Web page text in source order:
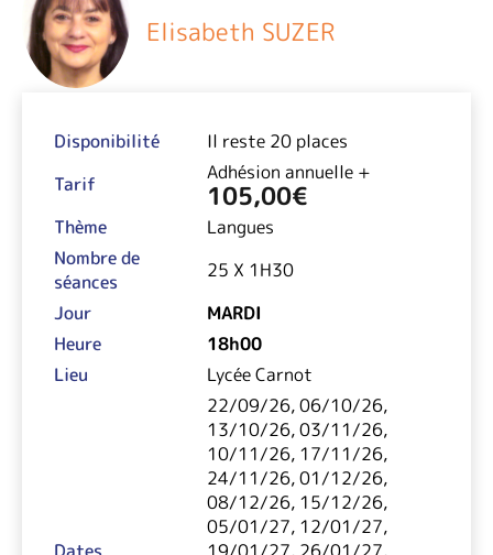
Elisabeth SUZER
Disponibilité
Il reste 20 places
Tarif
Adhésion annuelle +
105,00€
Thème
Langues
Nombre de
séances
25 X 1H30
Jour
MARDI
Heure
18h00
Lieu
Lycée Carnot
22/09/26, 06/10/26,
13/10/26, 03/11/26,
10/11/26, 17/11/26,
24/11/26, 01/12/26,
08/12/26, 15/12/26,
05/01/27, 12/01/27,